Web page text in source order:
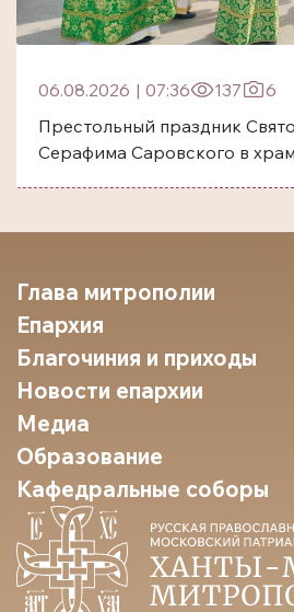
06.08.2026 | 07:36 137
6
Престольный праздник
Серафима Саровского в
Глава митрополии
Епархия
Благочиния и приходы
Новости епархии
Медиа
Образование
Кафедральные соборы